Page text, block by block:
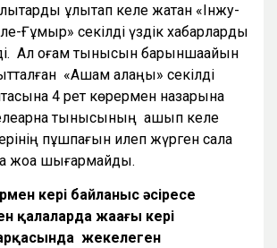
ұлықтап келе жатқан «Інжу-
Ғұмыр» секілді үздік хабарларды
Ал қоғам тынысын барыншаайқын
«Ақшам алаңы» секілді
4 рет көрермен назарына
тынысының ашып келе
пұшпағын илеп жүрген сала
шығармайды.
кері байланыс әсіресе
қалаларда жаңағы кері
жекелеген